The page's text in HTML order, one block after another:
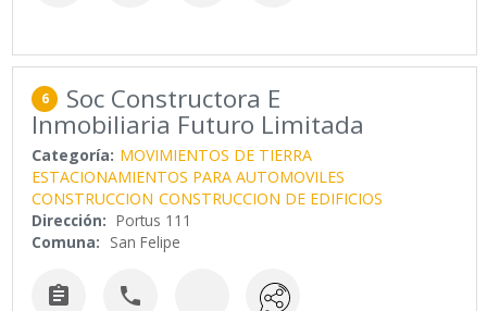
6 Soc Constructora E
Inmobiliaria Futuro Limitada
Categoría: MOVIMIENTOS DE TIERRA
ESTACIONAMIENTOS PARA AUTOMOVILES
CONSTRUCCION CONSTRUCCION DE EDIFICIOS
Dirección: Portus 111
Comuna: San Felipe
 